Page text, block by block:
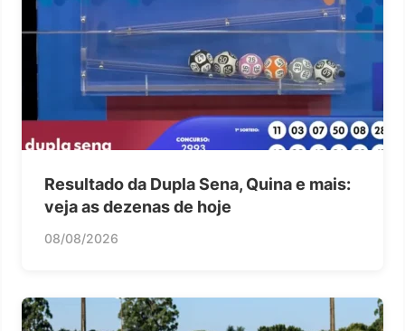
Resultado da Dupla Sena, Quina e mais:
veja as dezenas de hoje
08/08/2026